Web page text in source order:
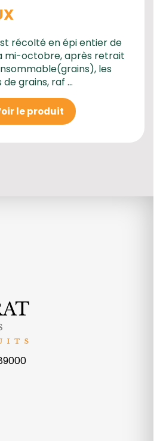
récolté en épi entier de
mi-octobre, après retrait
les
grains, raf ...
le produit